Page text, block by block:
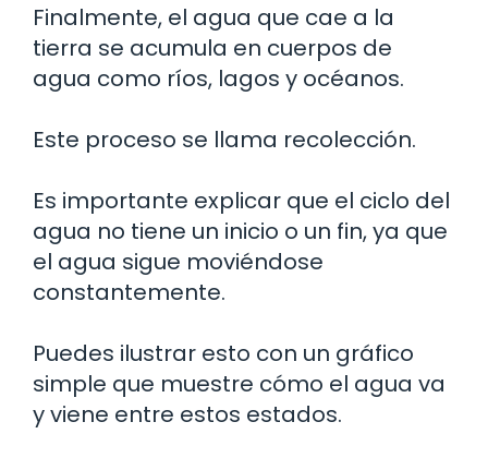
Finalmente, el agua que cae a la
tierra se acumula en cuerpos de
agua como ríos, lagos y océanos.
Este proceso se llama recolección.
Es importante explicar que el ciclo del
agua no tiene un inicio o un fin, ya que
el agua sigue moviéndose
constantemente.
Puedes ilustrar esto con un gráfico
simple que muestre cómo el agua va
y viene entre estos estados.